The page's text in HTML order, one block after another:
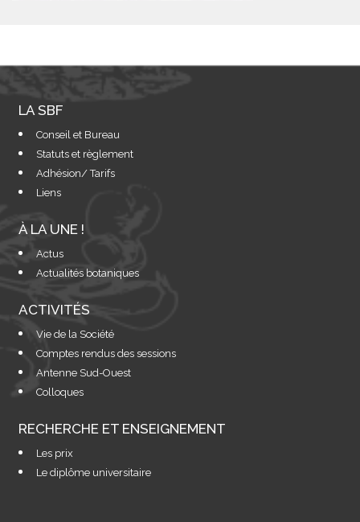
LA SBF
Conseil et Bureau
Statuts et règlement
Adhésion/ Tarifs
Liens
À LA UNE !
Actus
Actualités botaniques
ACTIVITÉS
Vie de la Société
Comptes rendus des sessions
Antenne Sud-Ouest
Colloques
RECHERCHE ET ENSEIGNEMENT
Les prix
Le diplôme universitaire